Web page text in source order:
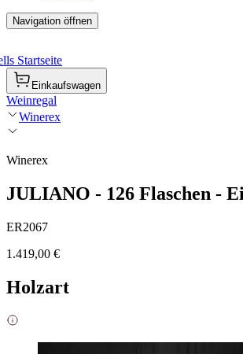
Navigation öffnen
Startseite
Einkaufswagen
Weinregal
Winerex
Winerex
JULIANO - 126 Flaschen -
ER2067
1.419,00 €
Holzart